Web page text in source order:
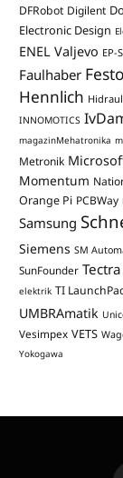
DFRobot Digilent
Electronic Design
ENEL Valjevo EP-
Faulhaber Festo
Hennlich
INNOMOTICS
magazinMehatronika
Metronik
Momentum
Orange Pi PCBWay
Samsung
Siemens SM
SunFounder
elektrik TI
UMBRAmatik
Vesimpex VETS
Yokogawa